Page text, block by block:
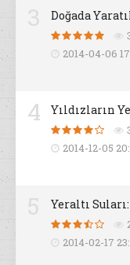
Doğada
2014-04-06
4 Yıldızların
2014-12-05
Yeraltı
2014-02-17